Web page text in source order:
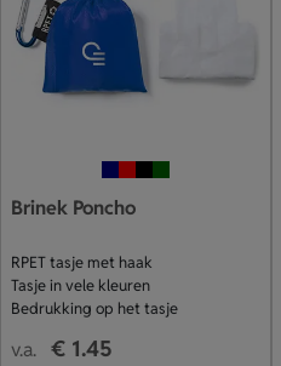
Brinek Poncho
RPET tasje met haak
Tasje in vele kleuren
Bedrukking op het tasje
v.a. € 1.45